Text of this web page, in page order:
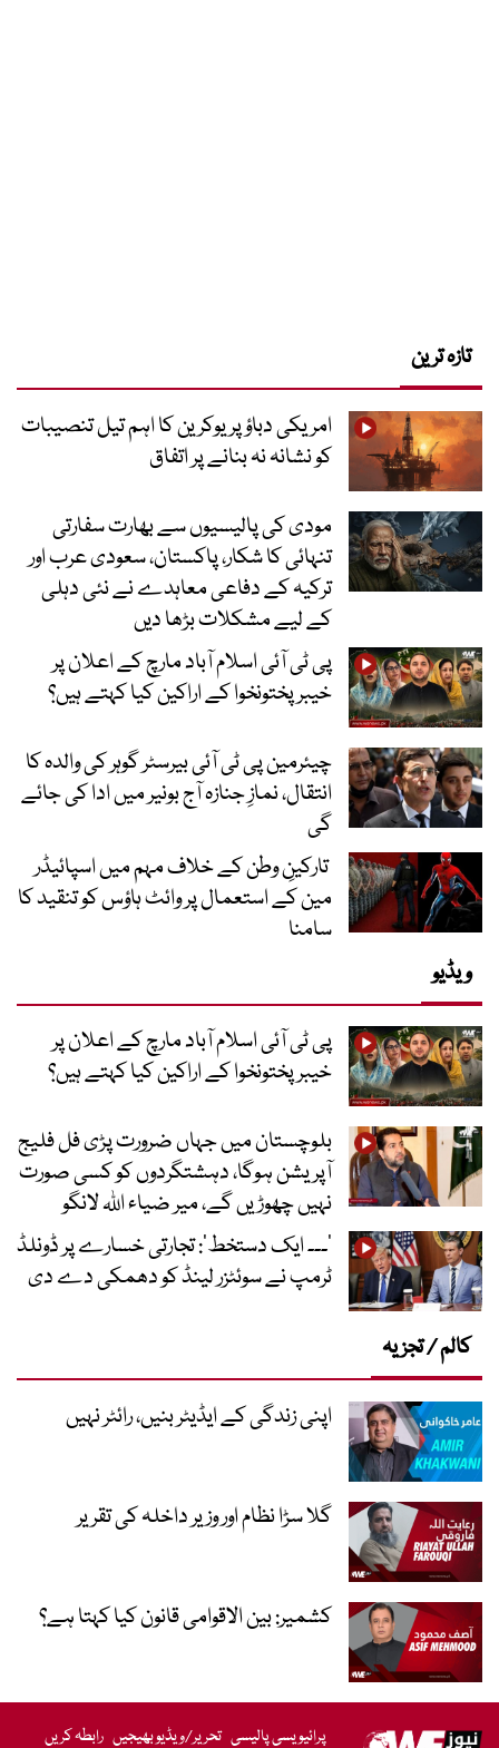
تازہ ترین
امریکی دباؤ پر یوکرین کا اہم تیل تنصیبات
کو نشانہ نہ بنانے پر اتفاق
مودی کی پالیسیوں سے بھارت سفارتی
تنہائی کا شکار، پاکستان، سعودی عرب اور
ترکیہ کے دفاعی معاہدے نے نئی دہلی
کے لیے مشکلات بڑھا دیں
پی ٹی آئی اسلام آباد مارچ کے اعلان پر
خیبر پختونخوا کے اراکین کیا کہتے ہیں؟
چیئرمین پی ٹی آئی بیرسٹر گوہر کی والدہ کا
انتقال، نمازِ جنازہ آج بونیر میں ادا کی جائے
گی
تارکینِ وطن کے خلاف مہم میں اسپائیڈر
مین کے استعمال پر وائٹ ہاؤس کو تنقید کا
سامنا
ویڈیو
پی ٹی آئی اسلام آباد مارچ کے اعلان پر
خیبر پختونخوا کے اراکین کیا کہتے ہیں؟
بلوچستان میں جہاں ضرورت پڑی فل فلیج
آپریشن ہوگا، دہشتگردوں کو کسی صورت
نہیں چھوڑیں گے، میر ضیاء اللہ لانگو
’۔۔۔ ایک دستخط‘: تجارتی خسارے پر ڈونلڈ
ٹرمپ نے سوئٹزر لینڈ کو دھمکی دے دی
کالم / تجزیہ
اپنی زندگی کے ایڈیٹر بنیں، رائٹر نہیں
گلا سڑا نظام اور وزیر داخلہ کی تقریر
کشمیر: بین الاقوامی قانون کیا کہتا ہے؟
پرائیویسی پالیسی تحریر/ویڈیو بھیجیں رابطہ کریں